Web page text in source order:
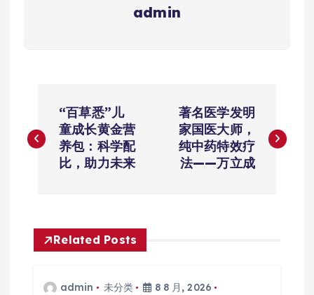
admin
章
“百草悉”儿
童成长黄金营
养包：科学配
比，助力未来
著名医学发明
家国医大师，
纯中药特效疗
法——万立成
Related Posts
admin 未分类
8 8 月, 2026